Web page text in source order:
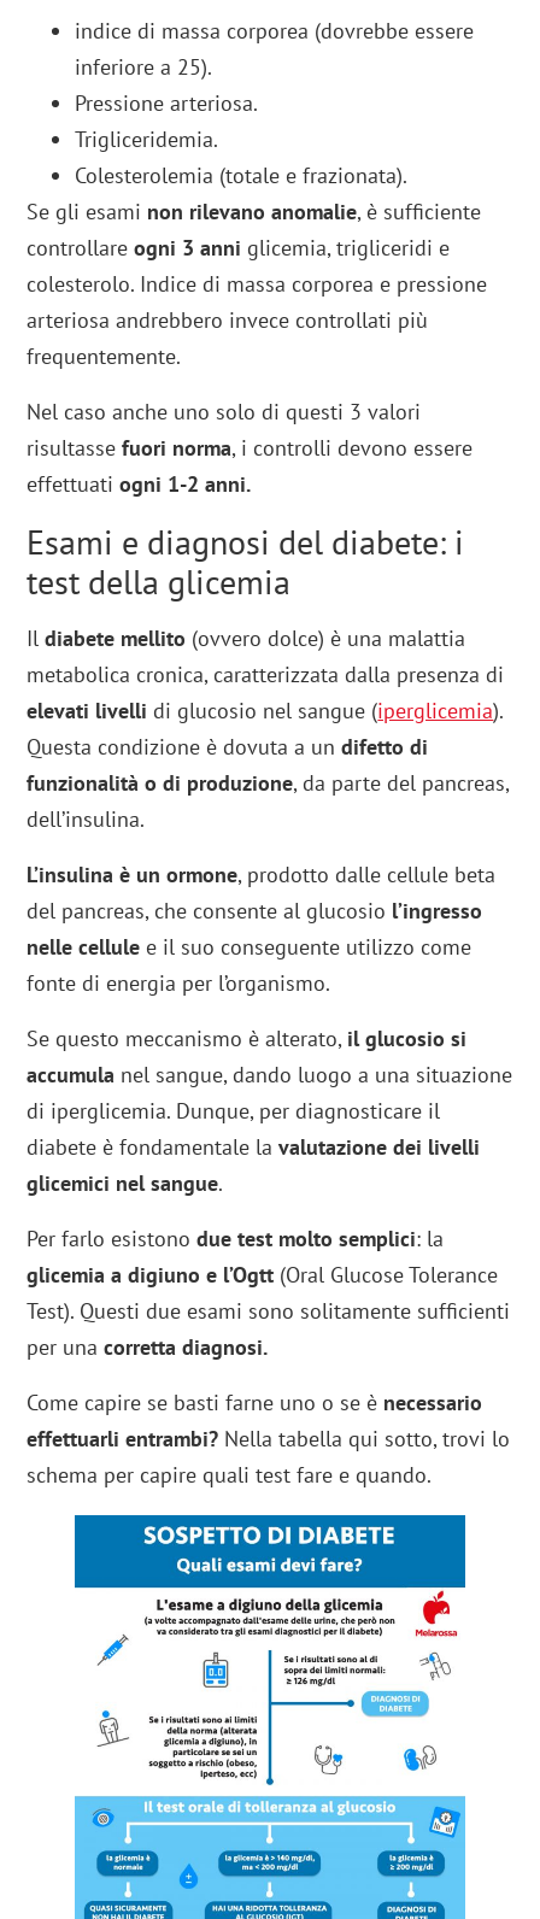
indice di massa corporea (dovrebbe essere
inferiore a 25).
Pressione arteriosa.
Trigliceridemia.
Colesterolemia (totale e frazionata).
Se gli esami non rilevano anomalie, è sufficiente
controllareogni 3 anni glicemia, trigliceridi e
colesterolo. Indice di massa corporea e pressione
arteriosa andrebbero invece controllati più
frequentemente.
Nel caso anche uno solo di questi 3 valori
risultassefuori norma, i controlli devono essere
effettuatiogni 1-2 anni.
Esami e diagnosi del diabete: i
test della glicemia
Ildiabete mellito (ovvero dolce) è una malattia
metabolica cronica, caratterizzata dalla presenza di
elevati livelli di glucosio nel sangue (iperglicemia).
Questa condizione è dovuta a undifetto di
funzionalità o di produzione, da parte del pancreas,
dell’insulina.
L’insulina è un ormone, prodotto dalle cellule beta
del pancreas, che consente al glucosio l’ingresso
nelle cellule e il suo conseguente utilizzo come
fonte di energia per l’organismo.
Se questo meccanismo è alterato, il glucosio si
accumula nel sangue, dando luogo a una situazione
di iperglicemia. Dunque, per diagnosticare il
diabete è fondamentale lavalutazione dei livelli
glicemici nel sangue.
Per farlo esistonodue test molto semplici: la
glicemia a digiuno e l’Ogtt (Oral Glucose Tolerance
Test). Questi due esami sono solitamente sufficienti
per una corretta diagnosi.
Come capire se basti farne uno o se è necessario
effettuarli entrambi? Nella tabella qui sotto, trovi lo
schema per capire quali test fare e quando.